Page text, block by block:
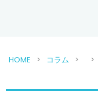
HOME コラム